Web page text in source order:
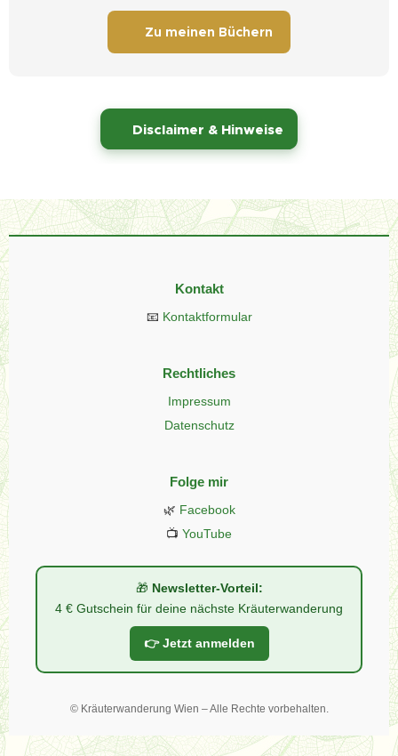
📚 Zu meinen Büchern
Disclaimer & Hinweise
Kontakt
📧 Kontaktformular
Rechtliches
Impressum
Datenschutz
Folge mir
🌿 Facebook
📺 YouTube
🎁 Newsletter-Vorteil:
4 € Gutschein für deine nächste Kräuterwanderung
👉 Jetzt anmelden
© Kräuterwanderung Wien – Alle Rechte vorbehalten.